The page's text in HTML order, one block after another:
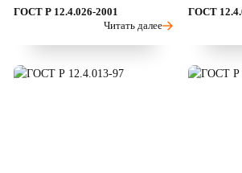
ГОСТ Р 12.4.026-2001
Читать далее
ГОСТ